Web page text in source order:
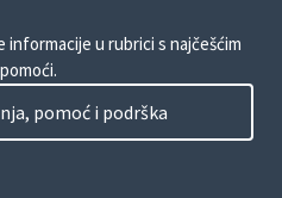
u rubrici s najčešćim
pomoć i podrška